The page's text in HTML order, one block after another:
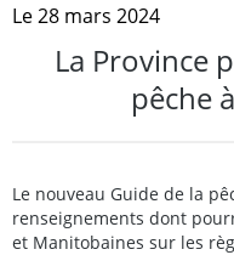
Le 28 mars 2024
La Province
pêche
Le nouveau Guide de la
renseignements dont
et Manitobaines sur les